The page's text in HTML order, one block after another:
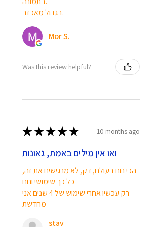
S8 A10 A20e A40 A21s A51 A71
A70 M31 J4 Plus, Sony Xperia L3
L1 XA ZA Z5, Google Pixel 4 3a 2
XL, Moto G8 G7, OnePlus 8 7T 7
Weight:30.51g
Holder
Package:Ugreen Retail box LP290
New!
Tool-Free
Strong Magnet
בגדול מאכזב.
Mor S.
Was this review helpful?
★★★★★ 10 months ago
ואו אין מילים באמת, גאונות
הכי נוח בעולם, דק, לא מרגישים את זה,
כל כך שימושי ונוח
רק עכשיו אחרי שימוש של 4 שנים אני
מחדשת
stav